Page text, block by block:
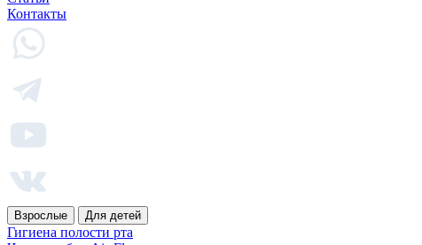
Контакты
Взрослые Для детей
Гигиена полости рта